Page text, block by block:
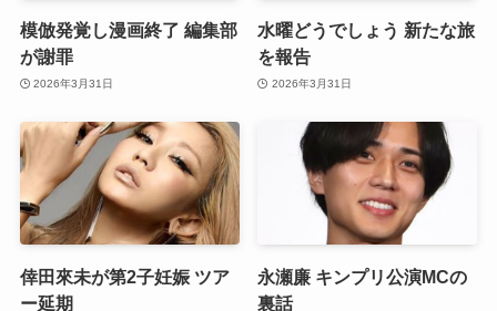
模倣発覚し漫画終了 編集部
が謝罪
2026年3月31日
水曜どうでしょう 新たな旅
を報告
2026年3月31日
倖田來未が第2子妊娠 ツア
ー延期
永瀬廉 キンプリ公演MCの
裏話